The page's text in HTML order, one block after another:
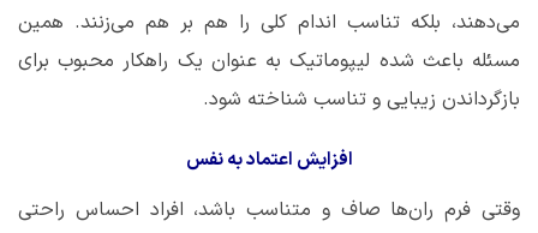
می‌دهند، بلکه تناسب اندام کلی را هم بر هم می‌زنند. همین
مسئله باعث شده لیپوماتیک به‌ عنوان یک راهکار محبوب برای
بازگرداندن زیبایی و تناسب شناخته شود.
افزایش اعتماد به نفس
وقتی فرم ران‌ها صاف و متناسب باشد، افراد احساس راحتی